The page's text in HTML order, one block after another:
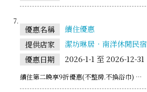
優惠名稱
續住優惠
提供店家
潔坊琳居．南洋休閒民宿
優惠日期
2026-1-1 至 2026-12-31
續住第二晚享9折優惠(不整房.不換浴巾) …